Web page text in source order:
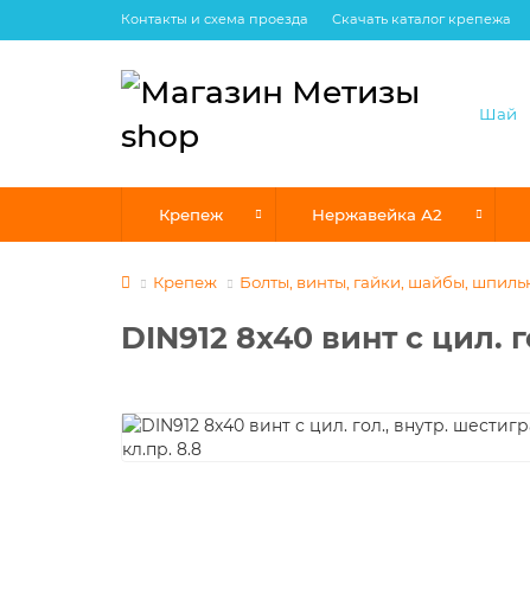
Контакты и схема проезда Скачать каталог крепежа
Крепеж Нержавейка А2
Крепеж Болты, винты, гайки, шайбы,
DIN912 8х40 винт с цил.